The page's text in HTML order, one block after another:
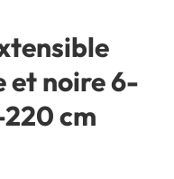
et noire 6-
cm